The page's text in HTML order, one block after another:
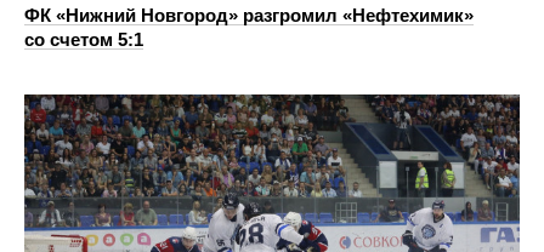
ФК «Нижний Новгород» разгромил «Нефтехимик»
со счетом 5:1